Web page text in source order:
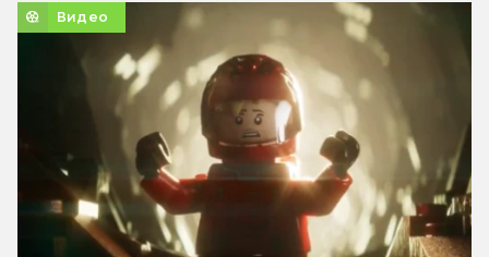
Видео